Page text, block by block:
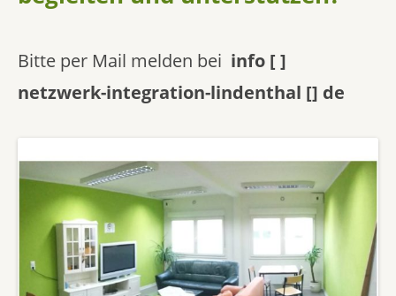
Bitte per Mail melden bei info [ ]
netzwerk-integration-lindenthal [] de